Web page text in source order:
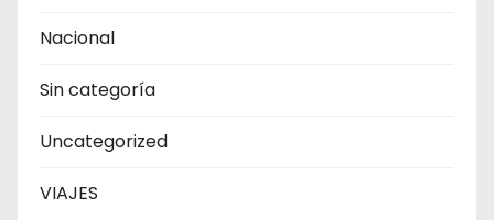
Nacional
Sin categoría
Uncategorized
VIAJES